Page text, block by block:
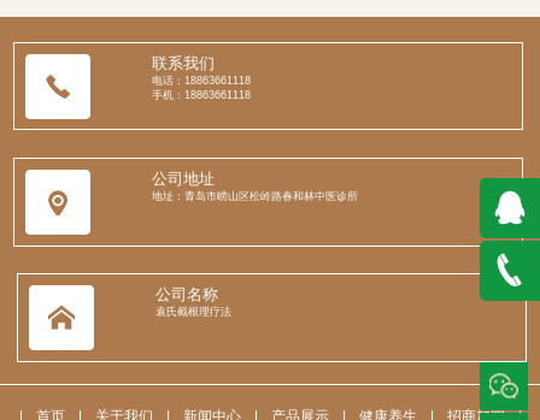
联系我们
电话：18863661118
手机：18863661118
公司地址
地址：青岛市崂山区松岭路春和林中医诊所
公司名称
袁氏截根理疗法
QQ在